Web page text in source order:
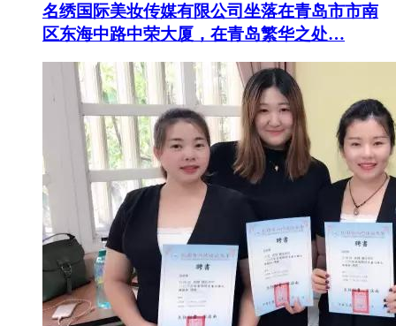
名绣国际美妆传媒有限公司坐落在青岛市市南
区东海中路中荣大厦，在青岛繁华之处…